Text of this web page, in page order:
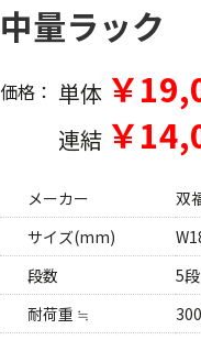
中量ラック
価格： 単体 ￥
連結 ￥
メーカー
双
サイズ(mm)
段数
5段
耐荷重 ≒